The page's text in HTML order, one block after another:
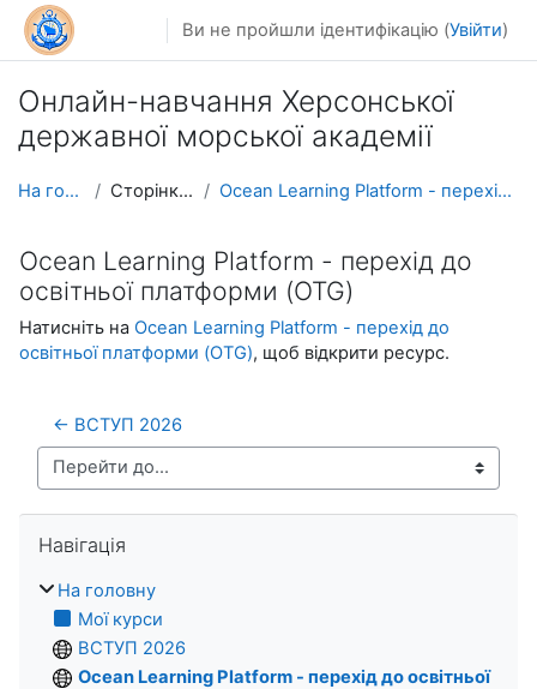
Перейти до головного вмісту
Ви не пройшли ідентифікацію (Увійти)
Онлайн-навчання Херсонської
державної морської академії
На головну Сторінки сайту Ocean Learning Platform - перехід до освітньої пла...
Ocean Learning Platform - перехід до
освітньої платформи (OTG)
Натисніть на Ocean Learning Platform - перехід до
освітньої платформи (OTG), щоб відкрити ресурс.
← ВСТУП 2026
Перейти до...
Навігація
На головну
Мої курси
ВСТУП 2026
Ocean Learning Platform - перехід до освітньої